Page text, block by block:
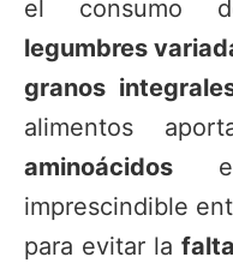
el consumo
legumbres
granos
alimentos
aminoácidos
imprescindible
para evitar la